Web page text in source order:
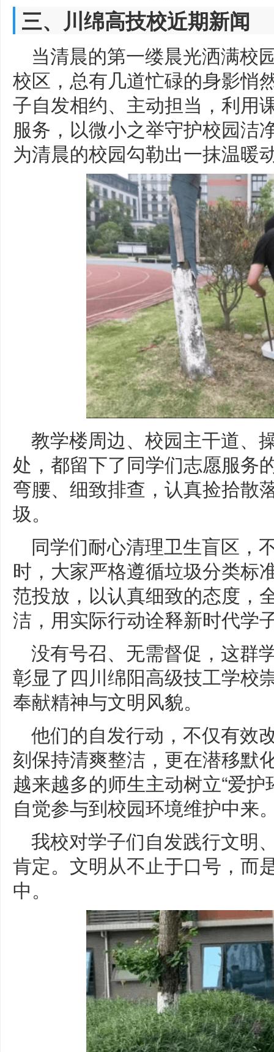
三、川绵高技校近期新闻
当清晨的第一缕晨光洒满校
校区，总有几道忙碌的身影悄
子自发相约、主动担当，利用
服务，以微小之举守护校园洁
为清晨的校园勾勒出一抹温暖
教学楼周边、校园主干道
处，都留下了同学们志愿服务
弯腰、细致排查，认真捡拾散
圾。
同学们耐心清理卫生盲区，
时，大家严格遵循垃圾分类标
范投放，以认真细致的态度，
洁，用实际行动诠释新时代学
没有号召、无需督促，这群
彰显了四川绵阳高级技工学校
奉献精神与文明风貌。
他们的自发行动，不仅有效
刻保持清爽整洁，更在潜移默
越来越多的师生主动树立“爱
自觉参与到校园环境维护中来
我校对学子们自发践行文明
肯定。文明从不止于口号，而
中。